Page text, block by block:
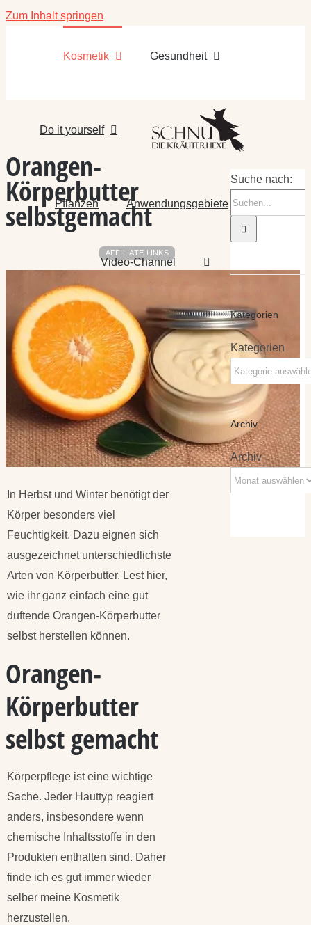
Zum Inhalt springen
Kosmetik Gesundheit
Do it yourself
Pflanzen Anwendungsgebiete
Video-Channel
Orangen-
Körperbutter
selbstgemacht
AFFILIATE LINKS
In Herbst und Winter benötigt der
Körper besonders viel
Feuchtigkeit. Dazu eignen sich
ausgezeichnet unterschiedlichste
Arten von Körperbutter. Lest hier,
wie ihr ganz einfach eine gut
duftende Orangen-Körperbutter
selbst herstellen können.
Orangen-
Körperbutter
selbst gemacht
Körperpflege ist eine wichtige
Sache. Jeder Hauttyp reagiert
anders, insbesondere wenn
chemische Inhaltsstoffe in den
Produkten enthalten sind. Daher
finde ich es gut immer wieder
selber meine Kosmetik
herzustellen.
Suche nach:
Kategorien
Kategorien
Archiv
Archiv